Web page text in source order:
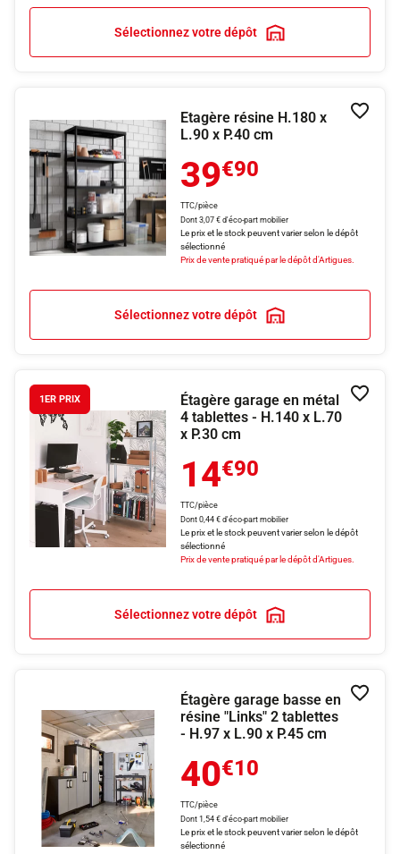
Sélectionnez votre dépôt
Etagère résine H.180 x
L.90 x P.40 cm
39€90
TTC/pièce
Dont 3,07 € d'éco-part mobilier
Le prix et le stock peuvent varier selon le dépôt
sélectionné
Prix de vente pratiqué par le dépôt d'Artigues.
Sélectionnez votre dépôt
1ER PRIX
Étagère garage en métal
4 tablettes - H.140 x L.70
x P.30 cm
14€90
TTC/pièce
Dont 0,44 € d'éco-part mobilier
Le prix et le stock peuvent varier selon le dépôt
sélectionné
Prix de vente pratiqué par le dépôt d'Artigues.
Sélectionnez votre dépôt
Étagère garage basse en
résine "Links" 2 tablettes
- H.97 x L.90 x P.45 cm
40€10
TTC/pièce
Dont 1,54 € d'éco-part mobilier
Le prix et le stock peuvent varier selon le dépôt
sélectionné